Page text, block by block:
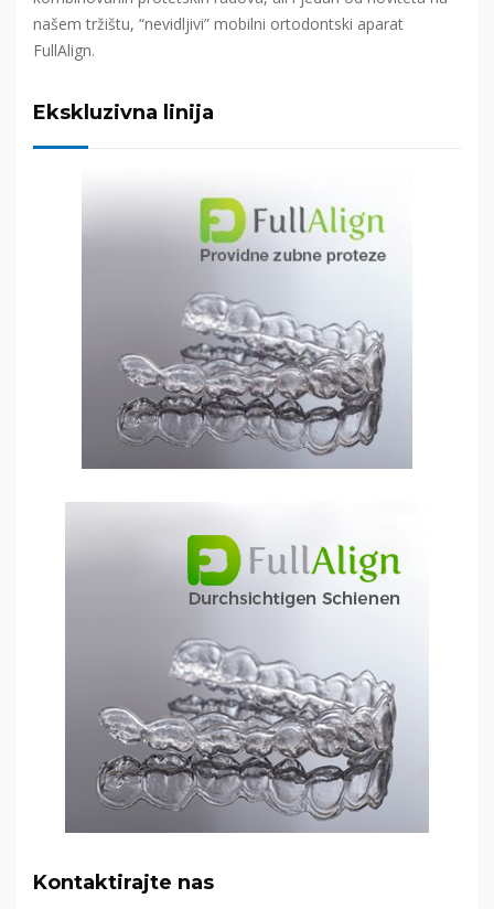
našem tržištu, “nevidljivi” mobilni ortodontski aparat
FullAlign.
Ekskluzivna linija
Kontaktirajte nas